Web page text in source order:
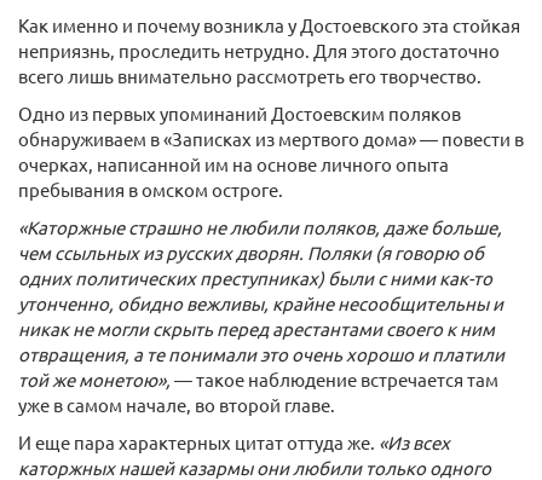
Как именно и почему возникла у Достоевского эта стойкая
неприязнь, проследить нетрудно. Для этого достаточно
всего лишь внимательно рассмотреть его творчество.
Одно из первых упоминаний Достоевским поляков
обнаруживаем в «Записках из мертвого дома» — повести в
очерках, написанной им на основе личного опыта
пребывания в омском остроге.
«Каторжные страшно не любили поляков, даже больше,
чем ссыльных из русских дворян. Поляки (я говорю об
одних политических преступниках) были с ними как-то
утонченно, обидно вежливы, крайне несообщительны и
никак не могли скрыть перед арестантами своего к ним
отвращения, а те понимали это очень хорошо и платили
той же монетою», — такое наблюдение встречается там
уже в самом начале, во второй главе.
И еще пара характерных цитат оттуда же. «Из всех
каторжных нашей казармы они любили только одного